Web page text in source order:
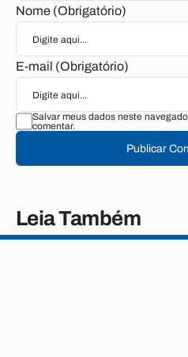
Nome (Obrigatório)
E-mail (Obrigatório)
Salvar meus dados neste
comentar.
Publicar
Leia Também